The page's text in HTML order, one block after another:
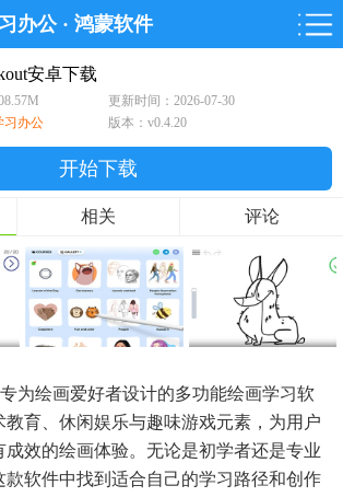
办公· 鸿蒙软件
软件
鸿蒙
软件
专题
安卓下载
更新时间：2026-07-30
习办公 版本：v0.4.20
开始下载
相关 评论
为绘画爱好者设计的多功能绘画学习软
教育、休闲娱乐与趣味游戏元素，为用户
成效的绘画体验。无论是初学者还是专业
款软件中找到适合自己的学习路径和创作